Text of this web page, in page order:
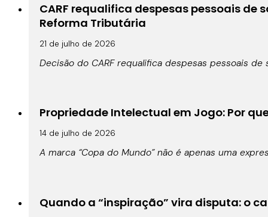
CARF requalifica despesas pessoais
Reforma Tributária
21 de julho de 2026
Decisão do CARF requalifica despesas pessoais
Propriedade Intelectual em Jogo: Por
14 de julho de 2026
A marca “Copa do Mundo” não é apenas uma
Quando a “inspiração” vira disputa: o